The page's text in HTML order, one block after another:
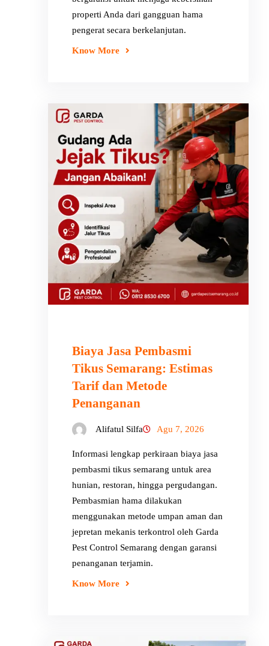
properti Anda dari gangguan hama
pengerat secara berkelanjutan.
Know More
Biaya Jasa Pembasmi
Tikus Semarang: Estimas
Tarif dan Metode
Penanganan
Alifatul Silfa Agu 7, 2026
Informasi lengkap perkiraan biaya jasa
pembasmi tikus semarang untuk area
hunian, restoran, hingga pergudangan.
Pembasmian hama dilakukan
menggunakan metode umpan aman dan
jepretan mekanis terkontrol oleh Garda
Pest Control Semarang dengan garansi
penanganan terjamin.
Know More